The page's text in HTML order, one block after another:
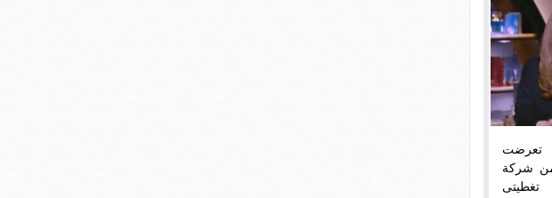
تعرضت
من شركة